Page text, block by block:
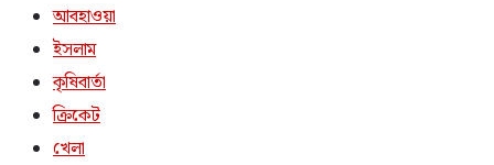
আবহাওয়া
ইসলাম
কৃষিবার্তা
ক্রিকেট
খেলা